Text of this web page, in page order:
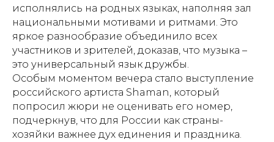
исполнялись на родных языках, наполняя зал
национальными мотивами и ритмами. Это
яркое разнообразие объединило всех
участников и зрителей, доказав, что музыка –
это универсальный язык дружбы.
Особым моментом вечера стало выступление
российского артиста Shaman, который
попросил жюри не оценивать его номер,
подчеркнув, что для России как страны-
хозяйки важнее дух единения и праздника.